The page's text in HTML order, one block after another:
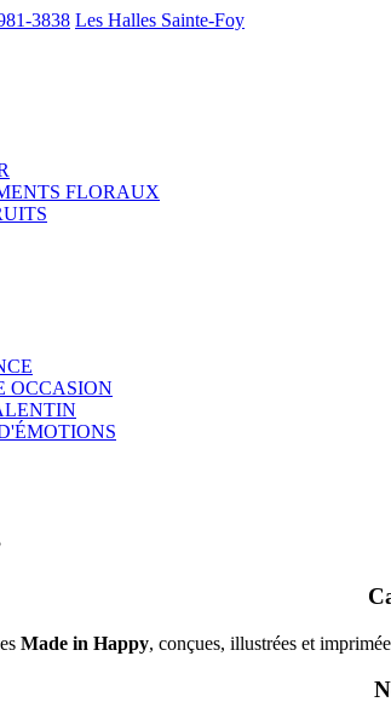
3838 Les Halles Sainte-Foy
FLORAUX
OCCASION
Made in Happy, conçues, illustrées et